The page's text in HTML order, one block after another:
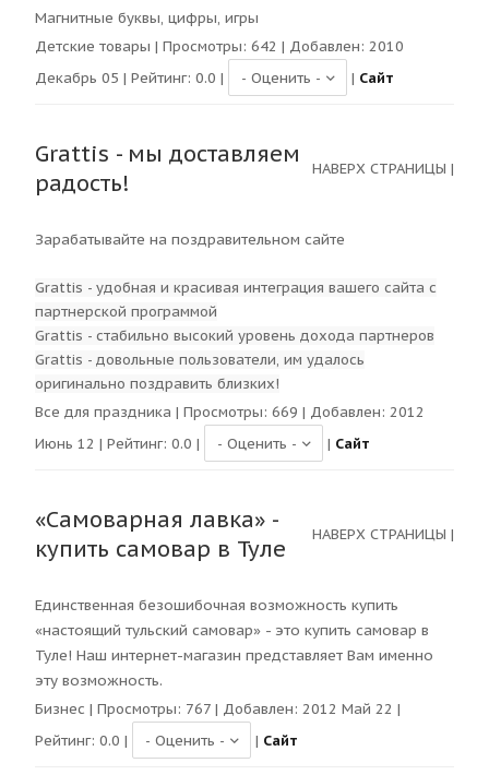
Магнитные буквы, цифры, игры
Детские товары | Просмотры: 642 | Добавлен: 2010
Декабрь 05 | Рейтинг: 0.0 | | Сайт
Grattis - мы доставляем
радость!
НАВЕРХ СТРАНИЦЫ |
Зарабатывайте на поздравительном сайте
Grattis - удобная и красивая интеграция вашего сайта с
партнерской программой
Grattis - стабильно высокий уровень дохода партнеров
Grattis - довольные пользователи, им удалось
оригинально поздравить близких!
Все для праздника | Просмотры: 669 | Добавлен: 2012
Июнь 12 | Рейтинг: 0.0 | | Сайт
«Самоварная лавка» -
купить самовар в Туле
НАВЕРХ СТРАНИЦЫ |
Единственная безошибочная возможность купить
«настоящий тульский самовар» - это купить самовар в
Туле! Наш интернет-магазин представляет Вам именно
эту возможность.
Бизнес | Просмотры: 767 | Добавлен: 2012 Май 22 |
Рейтинг: 0.0 | | Сайт